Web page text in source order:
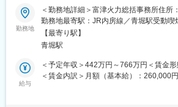
■モデル年収：
・25歳：4,807,000円
・35歳：6,526,000円
・45歳：7,664,000円
※時間外手当（20h/月）、各種手当、賞
近支給額）を含んだ想定額
当社は、東京電力グループの中核企業と
た電力を供給する火力発電設備の運営を
ンテナンス技術を駆使しサポートしてい
本ポジションでは、火力発電所発電設備
ンプリング・分析・レポーティング）を
当面は分析業務がメインとなりますが、
づいた運転・制御条件の調整等もご担当
勤務地
＜勤務地詳細＞富津火力総括事務所住所
勤務地最寄駅：JR内房線／青堀駅受動喫
更の範囲：会社の定める事業所
【最寄り駅】
青堀駅
給与
＜予定年収＞442万円～766万円＜賃金
＜賃金内訳＞月額（基本給）：260,000